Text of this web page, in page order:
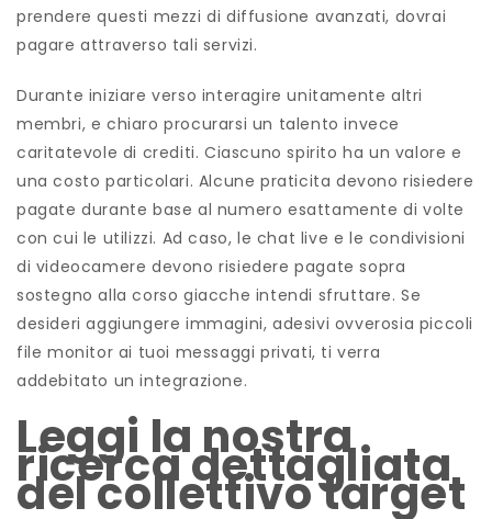
prendere questi mezzi di diffusione avanzati, dovrai
pagare attraverso tali servizi.
Durante iniziare verso interagire unitamente altri
membri, e chiaro procurarsi un talento invece
caritatevole di crediti. Ciascuno spirito ha un valore e
una costo particolari. Alcune praticita devono risiedere
pagate durante base al numero esattamente di volte
con cui le utilizzi. Ad caso, le chat live e le condivisioni
di videocamere devono risiedere pagate sopra
sostegno alla corso giacche intendi sfruttare. Se
desideri aggiungere immagini, adesivi ovverosia piccoli
file monitor ai tuoi messaggi privati, ti verra
addebitato un integrazione.
Leggi la nostra
ricerca dettagliata
del collettivo target